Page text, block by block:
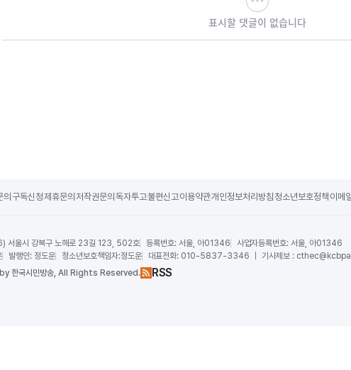
표시할 댓글이 없습니다
의 구독신청제휴문의 저작권문의 독자투고불편신고이용약관개인정보처리방침 청소년보호정책 이메
서울시 강북구 노해로 23길 123, 502호 등록번호: 서울, 아01346 사업자등록번호: 서울, 아01346
발행인: 정도운 청소년보호책임자:정도운 대표전화: 010-5837-3346 ｜ 기사제보 :
한국시민방송, All Rights Reserved. RSS